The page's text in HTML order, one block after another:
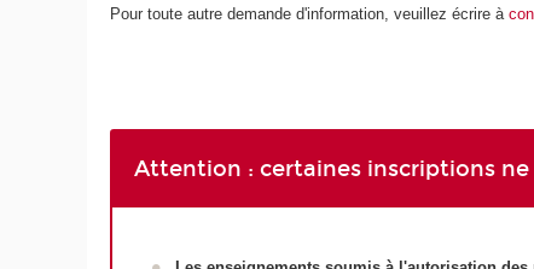
Pour toute autre demande d'information, veuillez écrire à
Attention : certaines inscriptions ne